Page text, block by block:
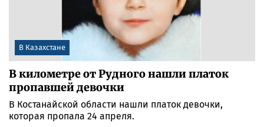
В Казахстане
В километре от Рудного нашли платок
пропавшей девочки
В Костанайской области нашли платок девочки,
которая пропала 24 апреля.